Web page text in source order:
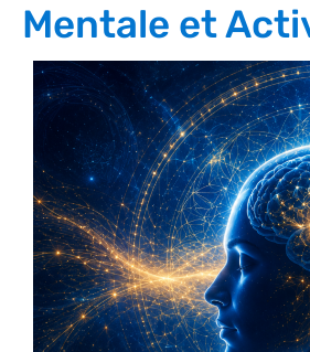
Mentale et